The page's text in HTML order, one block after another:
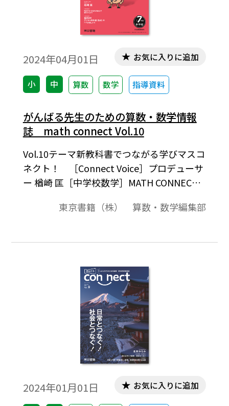
2024年04月01日
小 中 算数 数学 指導資料
お気に入りに追加
がんばる先生のための算数・数学情報
誌 math connect Vol.10
Vol.10テーマ新教科書でつながる学びマスコ
ネクト！ ［Connect Voice］プロデューサ
ー 楢崎 匡［中学校数学］MATH CONNECT
編 新しい数学』紹介サイトがオープン ［小
材）のココが新しい！
東京書籍（株） 算数・数学編集部
2024年01月01日 お気に入りに追加